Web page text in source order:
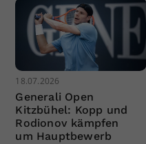
18.07.2026
Generali Open
Kitzbühel: Kopp und
Rodionov kämpfen
um Hauptbewerb